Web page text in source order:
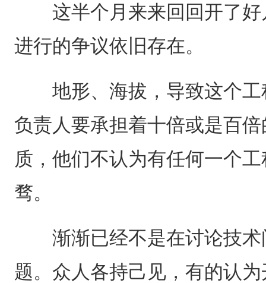
这半个月来来回回开了好
进行的争议依旧存在。
地形、海拔，导致这个工
负责人要承担着十倍或是百
质，他们不认为有任何一个
骛。
渐渐已经不是在讨论技术
题。众人各持己见，有的认